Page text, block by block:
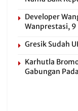
Developer
Wanprestasi, 9
Gresik Sudah
Karhutla
Gabungan